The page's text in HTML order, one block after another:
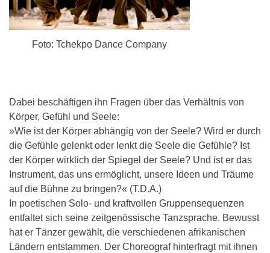
Foto: Tchekpo Dance Company
Dabei beschäftigen ihn Fragen über das Verhältnis von
Körper, Gefühl und Seele:
»Wie ist der Körper abhängig von der Seele? Wird er durch
die Gefühle gelenkt oder lenkt die Seele die Gefühle? Ist
der Körper wirklich der Spiegel der Seele? Und ist er das
Instrument, das uns ermöglicht, unsere Ideen und Träume
auf die Bühne zu bringen?« (T.D.A.)
In poetischen Solo- und kraftvollen Gruppensequenzen
entfaltet sich seine zeitgenössische Tanzsprache. Bewusst
hat er Tänzer gewählt, die verschiedenen afrikanischen
Ländern entstammen. Der Choreograf hinterfragt mit ihnen